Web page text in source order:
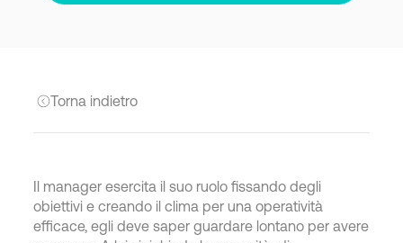
Torna indietro
Il manager esercita il suo ruolo fissando degli
obiettivi e creando il clima per una operatività
efficace, egli deve saper guardare lontano per avere